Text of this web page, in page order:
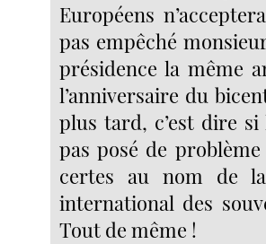
Européens
pas empêché
présidence la même
l’anniversaire du
plus tard, c’est dire
pas posé de
certes au nom de
international des
Tout de même !